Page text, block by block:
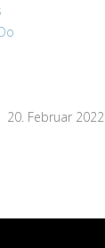
20. Februar 2022